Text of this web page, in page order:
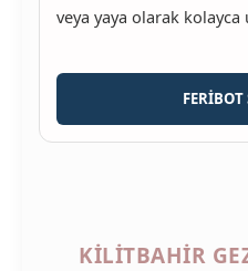
veya yaya olarak
FERIBOT
KILITBAHIR